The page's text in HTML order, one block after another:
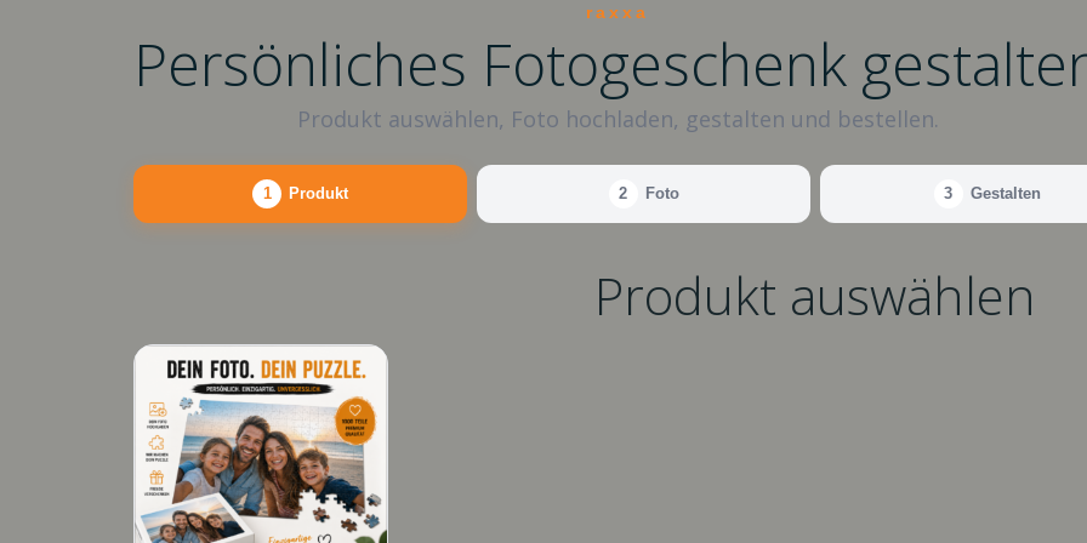
raxxa
Persönliches Fotogeschenk
Produkt auswählen, Foto hochladen, gestalten und bestellen.
1 Produkt 2 Foto 3 Gestalten
Produkt auswählen